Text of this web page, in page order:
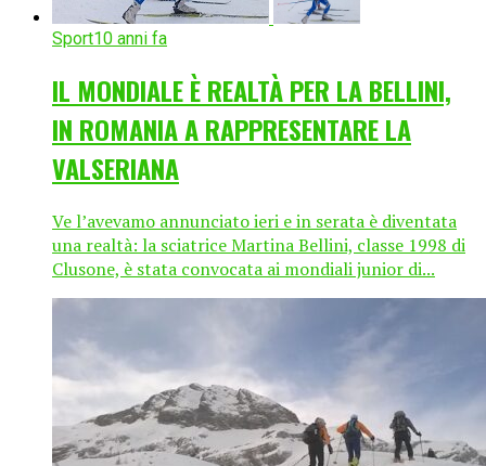
Sport10 anni fa
IL MONDIALE È REALTÀ PER LA BELLINI,
IN ROMANIA A RAPPRESENTARE LA
VALSERIANA
Ve l’avevamo annunciato ieri e in serata è diventata
una realtà: la sciatrice Martina Bellini, classe 1998 di
Clusone, è stata convocata ai mondiali junior di...